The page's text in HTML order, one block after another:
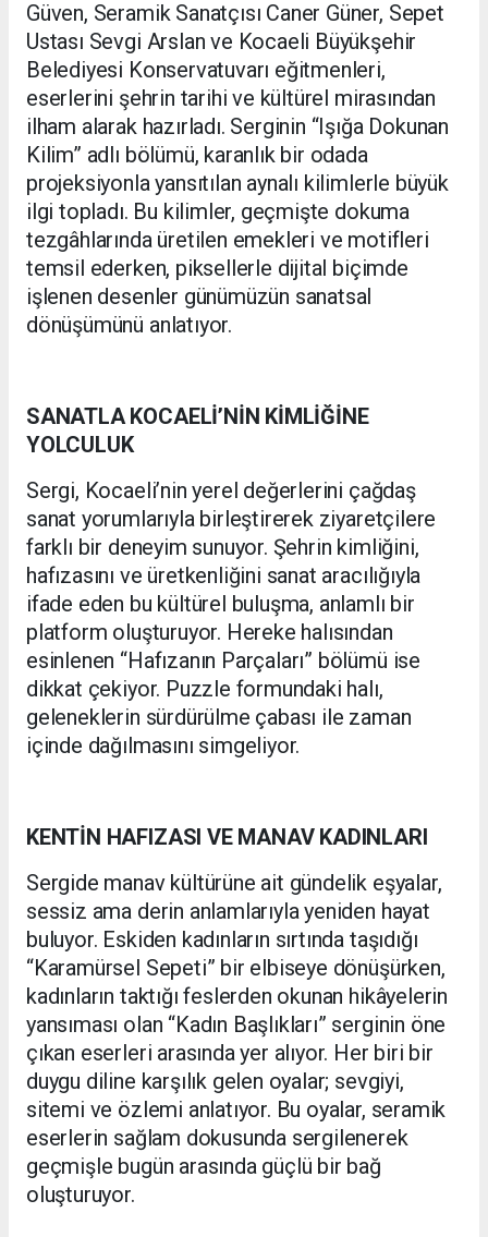
Güven, Seramik Sanatçısı Caner Güner, Sepet
Ustası Sevgi Arslan ve Kocaeli Büyükşehir
Belediyesi Konservatuvarı eğitmenleri,
eserlerini şehrin tarihi ve kültürel mirasından
ilham alarak hazırladı. Serginin “Işığa Dokunan
Kilim” adlı bölümü, karanlık bir odada
projeksiyonla yansıtılan aynalı kilimlerle büyük
ilgi topladı. Bu kilimler, geçmişte dokuma
tezgâhlarında üretilen emekleri ve motifleri
temsil ederken, piksellerle dijital biçimde
işlenen desenler günümüzün sanatsal
dönüşümünü anlatıyor.
SANATLA KOCAELİ’NİN KİMLİĞİNE
YOLCULUK
Sergi, Kocaeli’nin yerel değerlerini çağdaş
sanat yorumlarıyla birleştirerek ziyaretçilere
farklı bir deneyim sunuyor. Şehrin kimliğini,
hafızasını ve üretkenliğini sanat aracılığıyla
ifade eden bu kültürel buluşma, anlamlı bir
platform oluşturuyor. Hereke halısından
esinlenen “Hafızanın Parçaları” bölümü ise
dikkat çekiyor. Puzzle formundaki halı,
geleneklerin sürdürülme çabası ile zaman
içinde dağılmasını simgeliyor.
KENTİN HAFIZASI VE MANAV KADINLARI
Sergide manav kültürüne ait gündelik eşyalar,
sessiz ama derin anlamlarıyla yeniden hayat
buluyor. Eskiden kadınların sırtında taşıdığı
“Karamürsel Sepeti” bir elbiseye dönüşürken,
kadınların taktığı feslerden okunan hikâyelerin
yansıması olan “Kadın Başlıkları” serginin öne
çıkan eserleri arasında yer alıyor. Her biri bir
duygu diline karşılık gelen oyalar; sevgiyi,
sitemi ve özlemi anlatıyor. Bu oyalar, seramik
eserlerin sağlam dokusunda sergilenerek
geçmişle bugün arasında güçlü bir bağ
oluşturuyor.